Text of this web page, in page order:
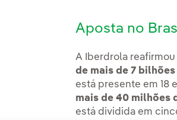
Aposta no
A Iberdrola
de mais de 7
está presente em 18
mais de 40 milhões
está dividida em